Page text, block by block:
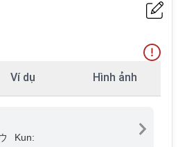
Ví dụ Hình ảnh
Kun: